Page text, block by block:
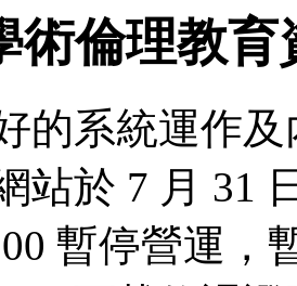
術倫理教
的系統運作
站於 7 月 31
暫停營運